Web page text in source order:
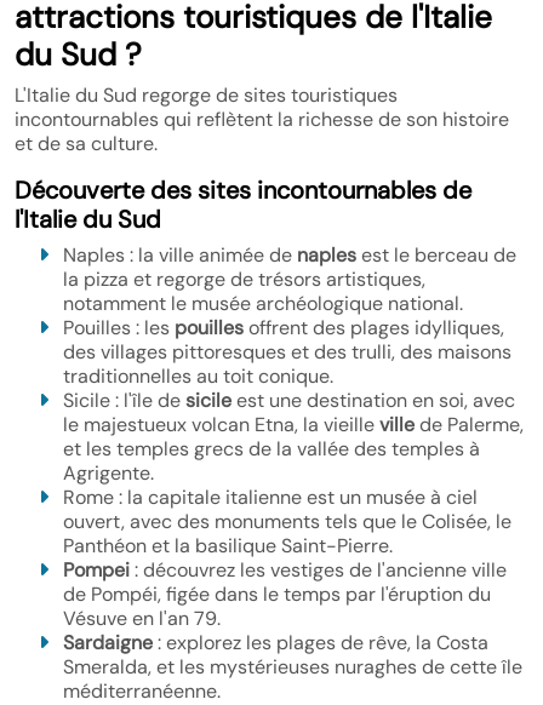
attractions touristiques de l'Italie
du Sud ?
L'Italie du Sud regorge de sites touristiques
incontournables qui reflètent la richesse de son histoire
et de sa culture.
Découverte des sites incontournables de
l'Italie du Sud
Naples : la ville animée de naplesest le berceau de
la pizza et regorge de trésors artistiques,
notamment le musée archéologique national.
Pouilles : les pouillesoffrent des plages idylliques,
des villages pittoresques et des trulli, des maisons
traditionnelles au toit conique.
Sicile : l'île desicileest une destination en soi, avec
le majestueux volcan Etna, la vieillevillede Palerme,
et les temples grecs de la vallée des temples à
Agrigente.
Rome : la capitale italienne est un musée à ciel
ouvert, avec des monuments tels que le Colisée, le
Panthéon et la basilique Saint-Pierre.
Pompei: découvrez les vestiges de l'ancienne ville
de Pompéi, figée dans le temps par l'éruption du
Vésuve en l'an 79.
Sardaigne: explorez les plages de rêve, la Costa
Smeralda, et les mystérieuses nuraghes de cette île
méditerranéenne.